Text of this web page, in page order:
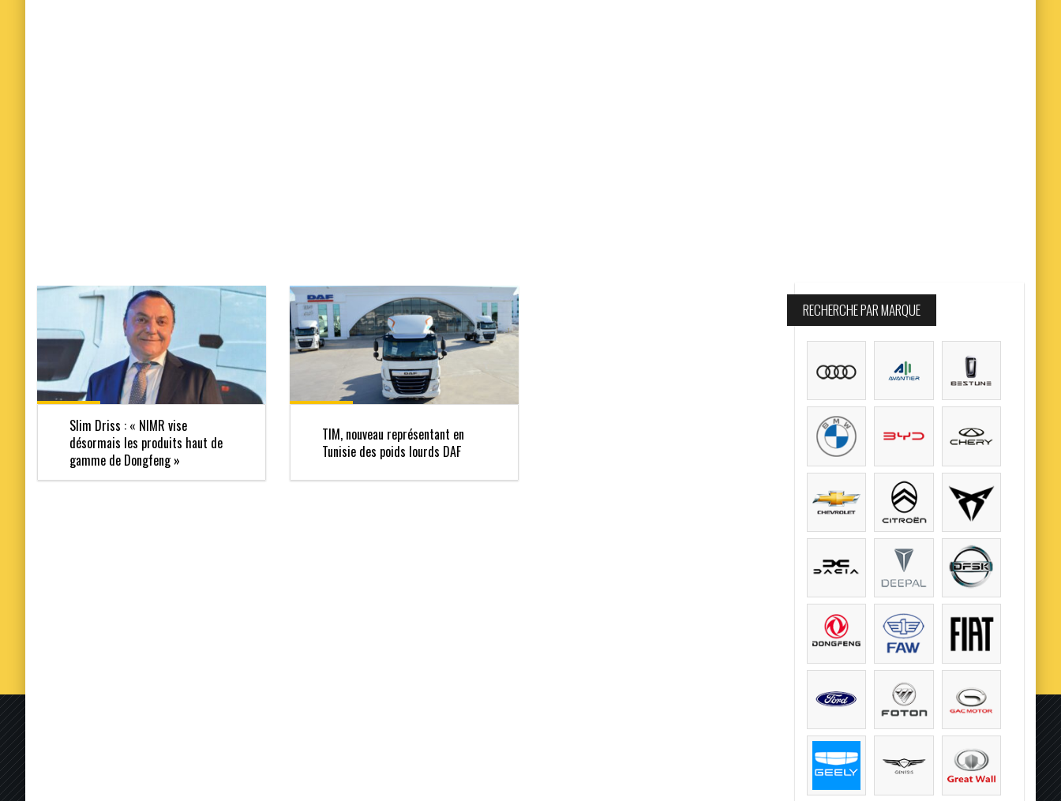
Slim Driss : « NIMR vise
désormais les produits haut de
gamme de Dongfeng »
TIM, nouveau représentant en
Tunisie des poids lourds DAF
RECHERCHE PAR MARQUE